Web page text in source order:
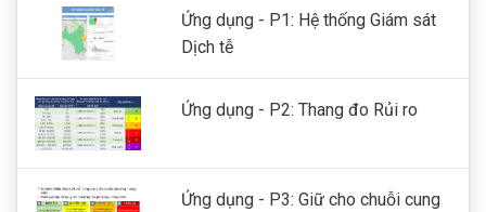
Ứng dụng - P1: Hệ thống Giám sát
Dịch tễ
Ứng dụng - P2: Thang đo Rủi ro
Ứng dụng - P3: Giữ cho chuỗi cung